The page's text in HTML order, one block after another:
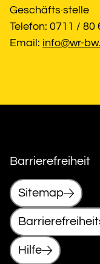
Geschäfts·stelle
Telefon: 0711 / 80
Email: info@wr-
Barrierefreiheit
Sitemap
Hilfe